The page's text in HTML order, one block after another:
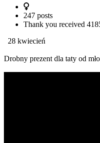
247 posts
Thank you received
28 kwiecień
Drobny prezent dla taty od